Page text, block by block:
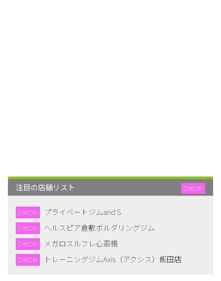
注目の店舗リスト CHECK!
CHECK! プライベートジムand S
CHECK! ヘルスピア倉敷ボルダリングジム
CHECK! メガロスルフレ心斎橋
CHECK! トレーニングジムAxis（アクシス）飯田店